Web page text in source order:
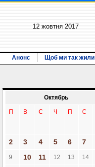
12 жовтня 2017
Анонс Щоб ми так жили
Октябрь
П В С Ч П С
2
3 4 5 6 7
9 10 11 12 13 14